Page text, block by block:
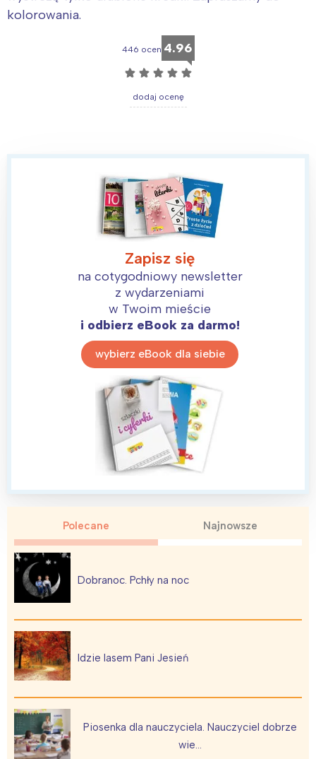
kolorowania.
446 ocen 4.96
☆ ☆ ☆ ☆ ☆
dodaj ocenę
Zapisz się
na cotygodniowy newsletter
z wydarzeniami
w Twoim mieście
i odbierz eBook za darmo!
wybierz eBook dla siebie
Polecane Najnowsze
Dobranoc. Pchły na noc
Idzie lasem Pani Jesień
Piosenka dla nauczyciela. Nauczyciel dobrze
wie…